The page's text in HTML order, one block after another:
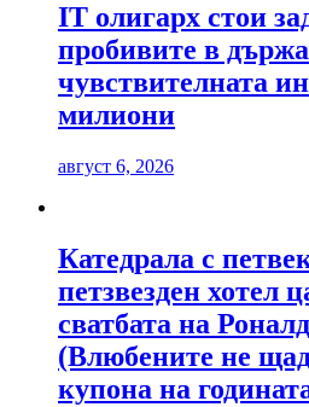
IT олигарх стои
пробивите в
чувствителната
милиони
август 6, 2026
Катедрала с
петзвезден хотел
сватбата на
(Влюбените не
купона на